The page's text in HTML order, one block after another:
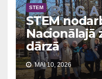
STEM
STEM
Nacionālajā
dārzā
MAI 10, 2026